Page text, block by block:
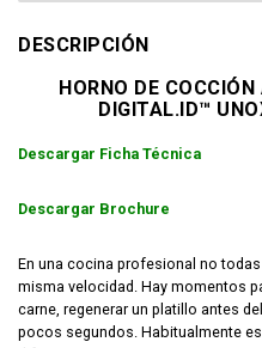
DESCRIPCIÓN
HORNO DE
DIGITAL.ID™
Descargar Ficha Técnica
Descargar Brochure
En una cocina profesional no
misma velocidad. Hay momentos
carne, regenerar un platillo antes
pocos segundos. Habitualmente